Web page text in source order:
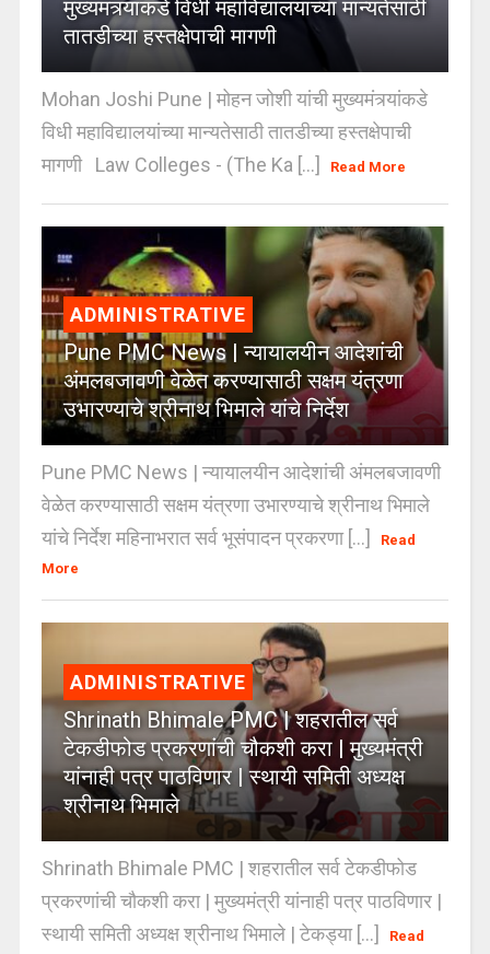
मुख्यमंत्र्यांकडे विधी महाविद्यालयांच्या मान्यतेसाठी
तातडीच्या हस्तक्षेपाची मागणी
Mohan Joshi Pune | मोहन जोशी यांची मुख्यमंत्र्यांकडे
विधी महाविद्यालयांच्या मान्यतेसाठी तातडीच्या हस्तक्षेपाची
मागणी Law Colleges - (The Ka [...]
Read More
ADMINISTRATIVE
Pune PMC News | न्यायालयीन आदेशांची
अंमलबजावणी वेळेत करण्यासाठी सक्षम यंत्रणा
उभारण्याचे श्रीनाथ भिमाले यांचे निर्देश
Pune PMC News | न्यायालयीन आदेशांची अंमलबजावणी
वेळेत करण्यासाठी सक्षम यंत्रणा उभारण्याचे श्रीनाथ भिमाले
यांचे निर्देश महिनाभरात सर्व भूसंपादन प्रकरणा [...]
Read
More
ADMINISTRATIVE
Shrinath Bhimale PMC | शहरातील सर्व
टेकडीफोड प्रकरणांची चौकशी करा | मुख्यमंत्री
यांनाही पत्र पाठविणार | स्थायी समिती अध्यक्ष
श्रीनाथ भिमाले
Shrinath Bhimale PMC | शहरातील सर्व टेकडीफोड
प्रकरणांची चौकशी करा | मुख्यमंत्री यांनाही पत्र पाठविणार |
स्थायी समिती अध्यक्ष श्रीनाथ भिमाले | टेकड्या [...]
Read